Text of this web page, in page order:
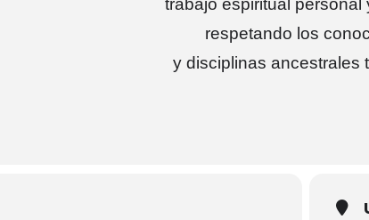
trabajo espiritual personal
respetando los
y disciplinas ancestrales